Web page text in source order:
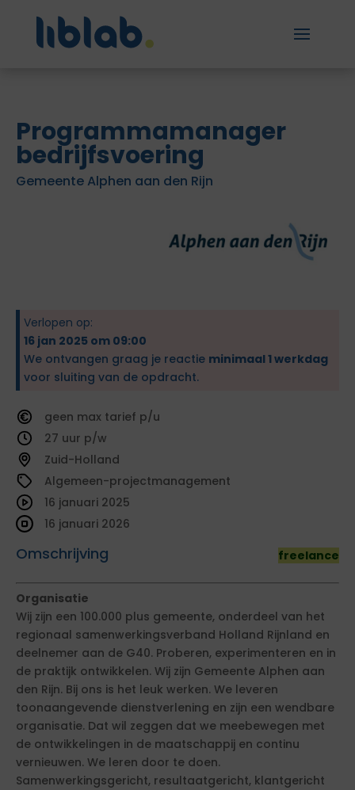
Programmamanager
bedrijfsvoering
Gemeente Alphen aan den Rijn
Verlopen op:
16 jan 2025 om 09:00
We ontvangen graag je reactie minimaal 1 werkdag
voor sluiting van de opdracht.
geen
tarief
27
Zuid-Holland
Algemeen-projectmanagement
Omschrijving freelance
16 januari 2025
16 januari 2026
Organisatie
Wij zijn een 100.000 plus gemeente, onderdeel van het
regionaal samenwerkingsverband Holland Rijnland en
deelnemer aan de G40. Proberen, experimenteren en in
de praktijk ontwikkelen. Wij zijn Gemeente Alphen aan
den Rijn. Bij ons is het leuk werken. We leveren
toonaangevende dienstverlening en zijn een wendbare
organisatie. Dat wil zeggen dat we meebewegen met
de ontwikkelingen in de maatschappij en continu
vernieuwen. We leren door te doen.
Samenwerkingsgericht, resultaatgericht, klantgericht